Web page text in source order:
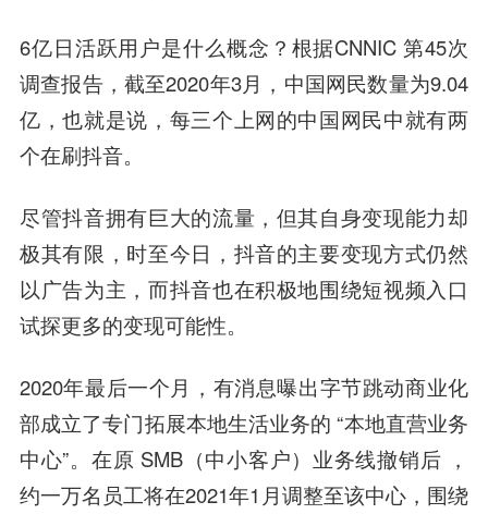
6亿日活跃用户是什么概念？根据CNNIC 第45次
调查报告，截至2020年3月，中国网民数量为9.04
亿，也就是说，每三个上网的中国网民中就有两
个在刷抖音。
尽管抖音拥有巨大的流量，但其自身变现能力却
极其有限，时至今日，抖音的主要变现方式仍然
以广告为主，而抖音也在积极地围绕短视频入口
试探更多的变现可能性。
2020年最后一个月，有消息曝出字节跳动商业化
部成立了专门拓展本地生活业务的 “本地直营业务
中心”。在原 SMB（中小客户）业务线撤销后 ，
约一万名员工将在2021年1月调整至该中心，围绕